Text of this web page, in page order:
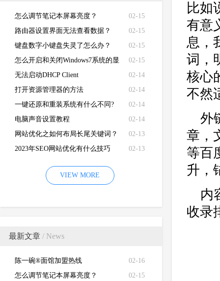
02-15
怎么调节笔记本屏幕亮度？
02-15
路由器设置界面无法查看数据？
02-15
键盘数字小键盘失灵了怎么办？
02-15
怎么开启和关闭Windows7系统的显
卡硬件加速功能
02-14
无法启动DHCP Client
02-14
打开资源管理器的方法
02-14
一键还原和重装系统有什么不同?
02-14
电脑声音设置教程
02-13
网站优化之如何布局长尾关键词？
02-13
2023年SEO网站优化有什么技巧
VIEW MORE
最新文章 / News
02-16
陈一碗®面馆加盟热线
02-15
怎么调节笔记本屏幕亮度？
比如
有意
息，
词，
核心
不然
外
章，
等百
升，
内
收录